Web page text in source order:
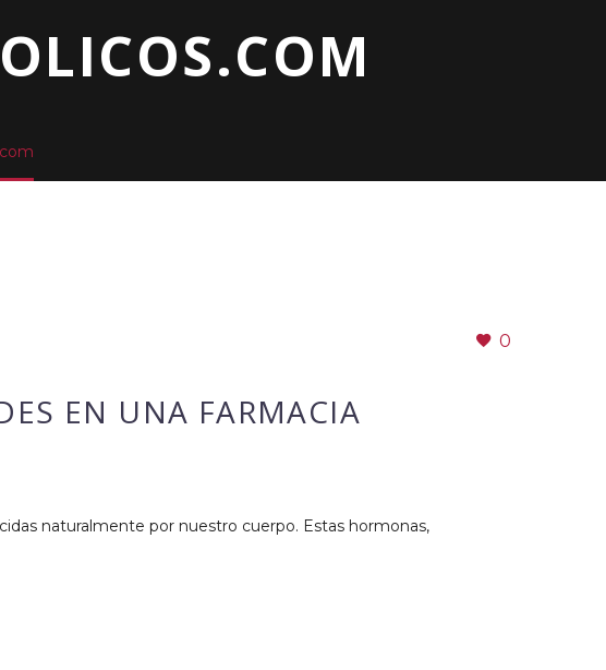
0
EN UNA FARMACIA
naturalmente por nuestro cuerpo. Estas hormonas,